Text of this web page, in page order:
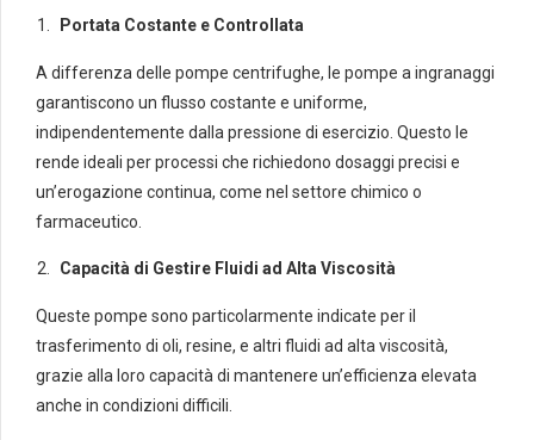
Portata Costante e Controllata
A differenza delle pompe centrifughe, le pompe a ingranaggi
garantiscono un flusso costante e uniforme,
indipendentemente dalla pressione di esercizio. Questo le
rende ideali per processi che richiedono dosaggi precisi e
un’erogazione continua, come nel settore chimico o
farmaceutico.
Capacità di Gestire Fluidi ad Alta Viscosità
Queste pompe sono particolarmente indicate per il
trasferimento di oli, resine, e altri fluidi ad alta viscosità,
grazie alla loro capacità di mantenere un’efficienza elevata
anche in condizioni difficili.